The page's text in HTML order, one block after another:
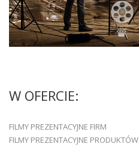
W OFERCIE:
FILMY PREZENTACYJNE FIRM
FILMY PREZENTACYJNE PRODUKTÓW